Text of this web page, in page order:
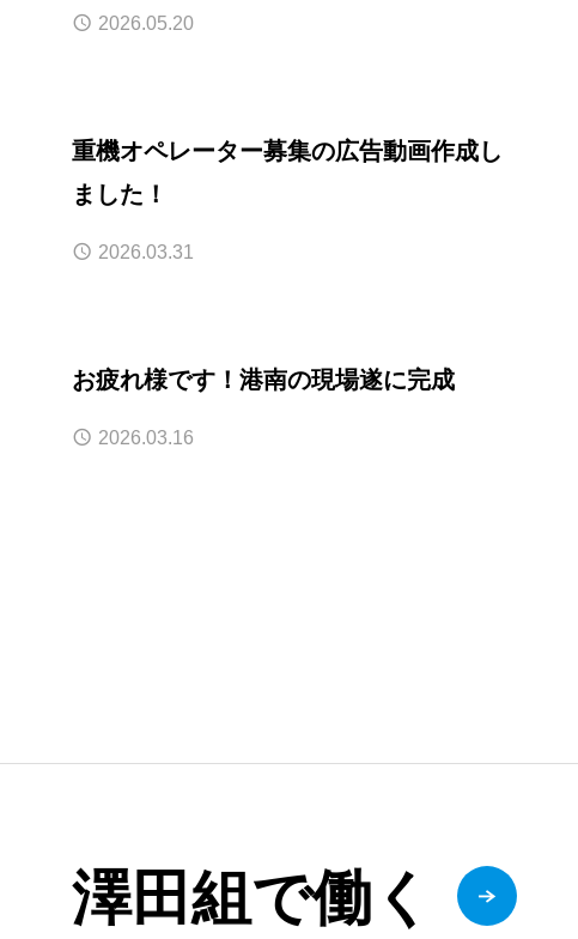
2026.05.20
重機オペレーター募集の広告動画作成し
ました！
2026.03.31
お疲れ様です！港南の現場遂に完成
2026.03.16
澤田組で働く